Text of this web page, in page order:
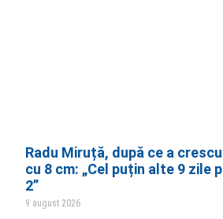
Radu Miruță, după ce a
cu 8 cm: „Cel puțin alte 9 zile
2”
9 august 2026